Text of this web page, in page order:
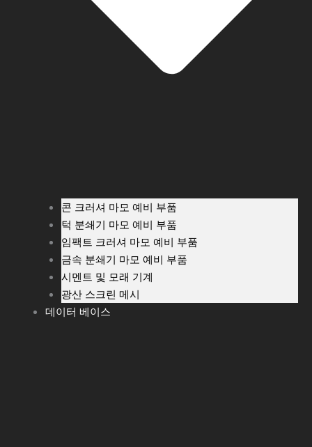
콘 크러셔 마모 예비 부품
턱 분쇄기 마모 예비 부품
임팩트 크러셔 마모 예비 부품
금속 분쇄기 마모 예비 부품
시멘트 및 모래 기계
광산 스크린 메시
데이터 베이스